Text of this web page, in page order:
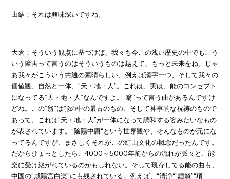
由結：それは興味深いですね。
大倉：そういう観点に基づけば、我々も今この浅い歴史の中でもこう
いう障害って言うのはそういうものは越えて、もっと未来をね。じゃ
あ我々がこういう共通の素晴らしい、例えば漢字一つ、そして我々の
価値観、自然と一体、”天・地・人”。これは、実は、能のコンセプト
になってる”天・地・人”なんですよ。”翁”って言う曲があるんですけ
どね。この”翁”は能の中の最古のもの、そして神事的な祝祷のもので
あって、これは”天・地・人”が一体になって調和する姿みたいなもの
が表されています。“陰陽中庸“という世界観や、そんなものが元にな
ってるんですが、まさしくそれがこの紅山文化の概念だったんです。
だからひょっとしたら、4000～5000年前からの流れが脈々と、能
楽に受け継がれているのかもしれない。そして現存してる能の曲も、
中国の”咸陽宮白楽”にも残されている。例えば、“清浄“”鍾馗”“項